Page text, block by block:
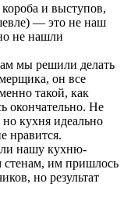
и выступов,
— это не наш
не нашли
мы решили делать
он все
такой, как
окончательно. Не
кухня идеально
нравится.
нашу кухню-
стенам, им пришлось
но результат